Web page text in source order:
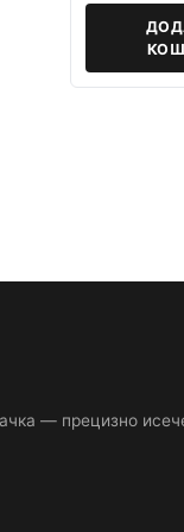
— прецизно